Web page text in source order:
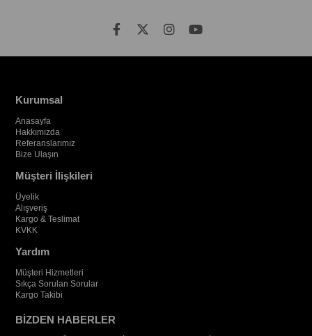
Kurumsal
Anasayfa
Hakkımızda
Referanslarımız
Bize Ulaşın
Müşteri İlişkileri
Üyelik
Alışveriş
Kargo & Teslimat
KVKK
Yardım
Müşteri Hizmetleri
Sıkça Sorulan Sorular
Kargo Takibi
BİZDEN HABERLER